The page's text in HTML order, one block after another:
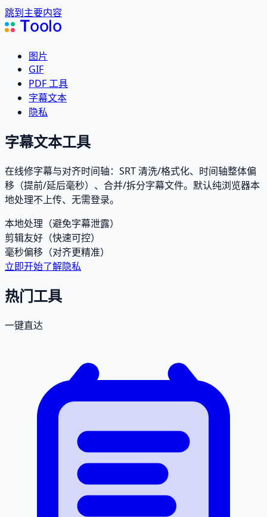
跳到主要内容
Toolo
图片
GIF
PDF 工具
字幕文本
隐私
字幕文本工具
在线修字幕与对齐时间轴：SRT 清洗/格式化、时间轴整体偏
移（提前/延后毫秒）、合并/拆分字幕文件。默认纯浏览器本
地处理不上传、无需登录。
本地处理（避免字幕泄露）
剪辑友好（快速可控）
毫秒偏移（对齐更精准）
立即开始了解隐私
热门工具
一键直达